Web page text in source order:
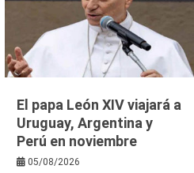
El papa León XIV viajará a
Uruguay, Argentina y
Perú en noviembre
05/08/2026